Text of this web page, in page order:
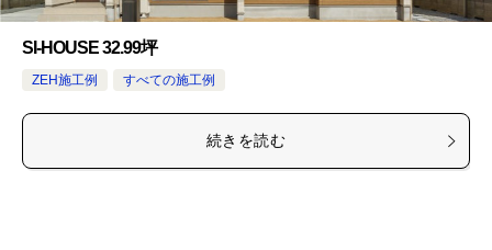
SI-HOUSE 32.99坪
ZEH施工例 すべての施工例
続きを読む